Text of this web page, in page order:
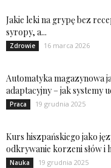
Jakie leki na grypę bez
syropy, a...
Zdrowie 16 marca 2026
Automatyka magazynowa
adaptacyjny – jak systemy
Praca 19 grudnia 2025
Kurs hiszpańskiego jako
odkrywanie korzeni słów i
Nauka 19 grudnia 2025